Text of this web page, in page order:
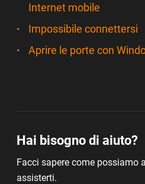
Internet mobile
Impossibile connettersi
Aprire le porte con
Hai bisogno di aiuto?
Facci sapere come possiamo
assisterti.